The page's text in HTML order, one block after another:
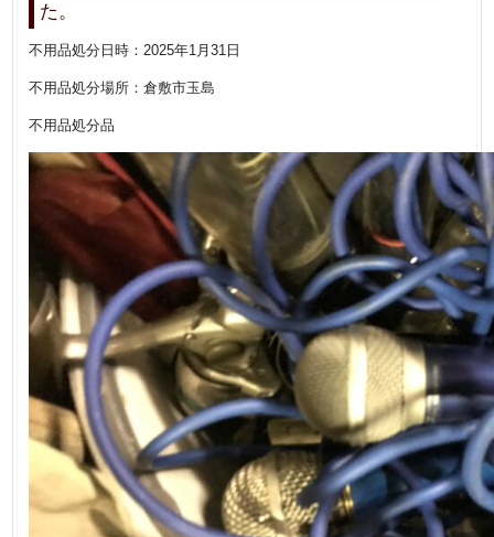
た。
不用品処分日時：2025年1月31日
不用品処分場所：倉敷市玉島
不用品処分品